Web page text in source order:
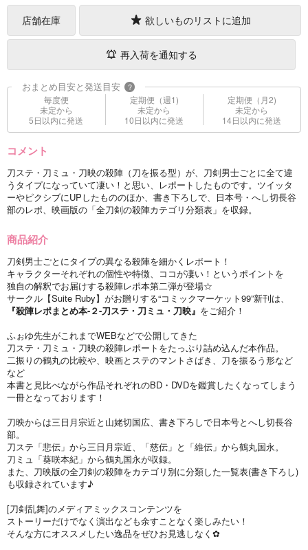
店舗在庫 欲しいものリストに追加
再入荷を通知する
おまとめ目安と発送目安 ?
毎度便
未定から
5日以内に発送
定期便（週1)
未定から
10日以内に発送
定期便（月2)
未定から
14日以内に発送
コメント
刀ステ・刀ミュ・刀映の殺陣（刀を振る型）が、刀剣男士ごとに全て違
うタイプになっていて凄い！と思い、レポートしたものです。ツイッタ
ーやピクシブにUPしたもののほか、書き下ろしで、日本号・へし切長谷
部のレポ、映画版の「全刀剣の殺陣カテゴリ分類表」を収録。
商品紹介
刀剣男士ごとにタイプの異なる殺陣を細かくレポート！
キャラクターそれぞれの個性や特徴、ココが凄い！というポイントを
独自の解釈でお届けする殺陣レポ本第二弾が登場☆
サークル【Suite Ruby】がお贈りする“コミックマーケット99”新刊は、
『殺陣レポまとめ本-２-刀ステ・刀ミュ・刀映』 をご紹介！
ふぉゆ先生がこれまでWEBなどで公開してきた
刀ステ・刀ミュ・刀映の殺陣レポートをたっぷり詰め込んだ本作品。
二振りの鶴丸の比較や、映画とステのマントさばき、刀を振るう形など
など
本書と見比べながら作品それぞれのBD・DVDを鑑賞したくなってしまう
一冊となっております！
刀映からは三日月宗近と山姥切国広、書き下ろしで日本号とへし切長谷
部。
刀ステ「悲伝」から三日月宗近、「慈伝」と「維伝」から鶴丸国永。
刀ミュ「葵咲本紀」から鶴丸国永が収録。
また、刀映版の全刀剣の殺陣をカテゴリ別に分類した一覧表(書き下ろし)
も収録されています♪
[刀剣乱舞]のメディアミックスコンテンツを
ストーリーだけでなく演出なども余すことなく楽しみたい！
そんな方にオススメしたい逸品をぜひお見逃しなく✿